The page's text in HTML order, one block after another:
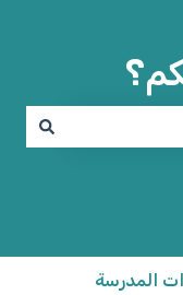
المدرسة